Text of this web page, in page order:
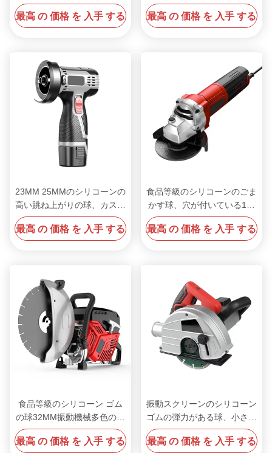
球の黒
最高 の 価格 を 入手 する
シリコーン ゴムの球30mm
35mm
最高 の 価格 を 入手 する
23MM 25MMのシリコーンの
高い跳ね上がりの球、カスタ
マイズされた振動のふるいの
ゴム製小型弾力がある球
最高 の 価格 を 入手 する
食品等級のシリコーンのごま
かす球、穴が付いている1イ
ンチのシリコーンの白いゴム
製球
最高 の 価格 を 入手 する
食品等級のシリコーン ゴム
の球32MM振動機械多色のた
めの40MM
最高 の 価格 を 入手 する
振動スクリーンのシリコーン
ゴムの弾力がある球、小さい
シリコーンの球50mm 60mm
最高 の 価格 を 入手 する